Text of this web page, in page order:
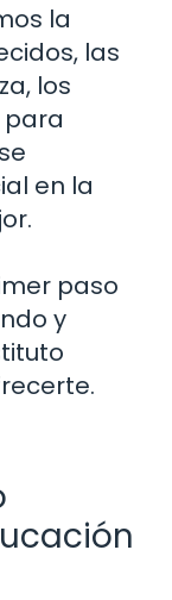
la
las
los
para
en la
paso
y